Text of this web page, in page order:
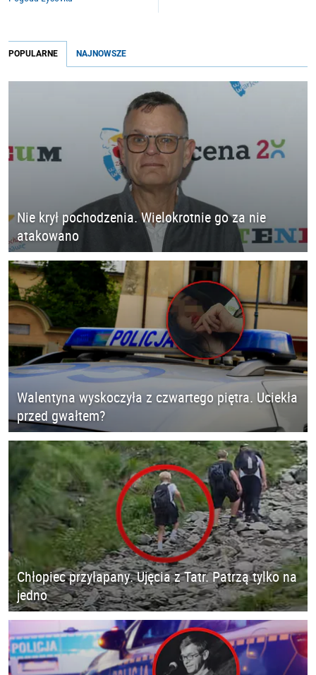
POPULARNE NAJNOWSZE
Nie krył pochodzenia. Wielokrotnie go za nie
atakowano
Walentyna wyskoczyła z czwartego piętra. Uciekła
przed gwałtem?
Chłopiec przyłapany. Ujęcia z Tatr. Patrzą tylko na
jedno